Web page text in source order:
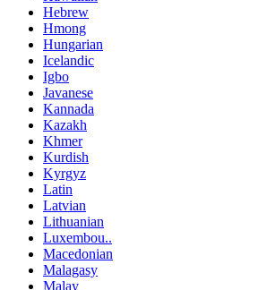
Hebrew
Hmong
Hungarian
Icelandic
Igbo
Javanese
Kannada
Kazakh
Khmer
Kurdish
Kyrgyz
Latin
Latvian
Lithuanian
Luxembou..
Macedonian
Malagasy
Malay